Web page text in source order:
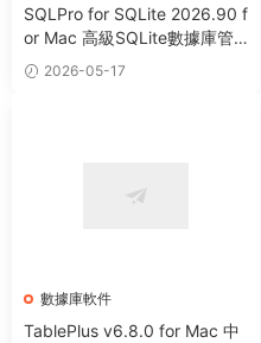
SQLPro for SQLite 2026.90 f
or Mac 高級SQLite數據庫管
理工具
2026-05-17
數據庫軟件
TablePlus v6.8.0 for Mac 中